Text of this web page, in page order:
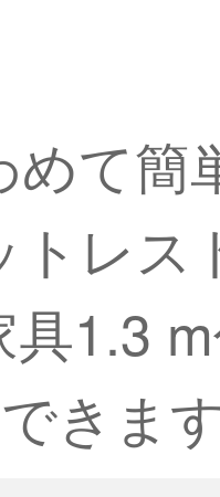
て簡
レス
1.3
きます